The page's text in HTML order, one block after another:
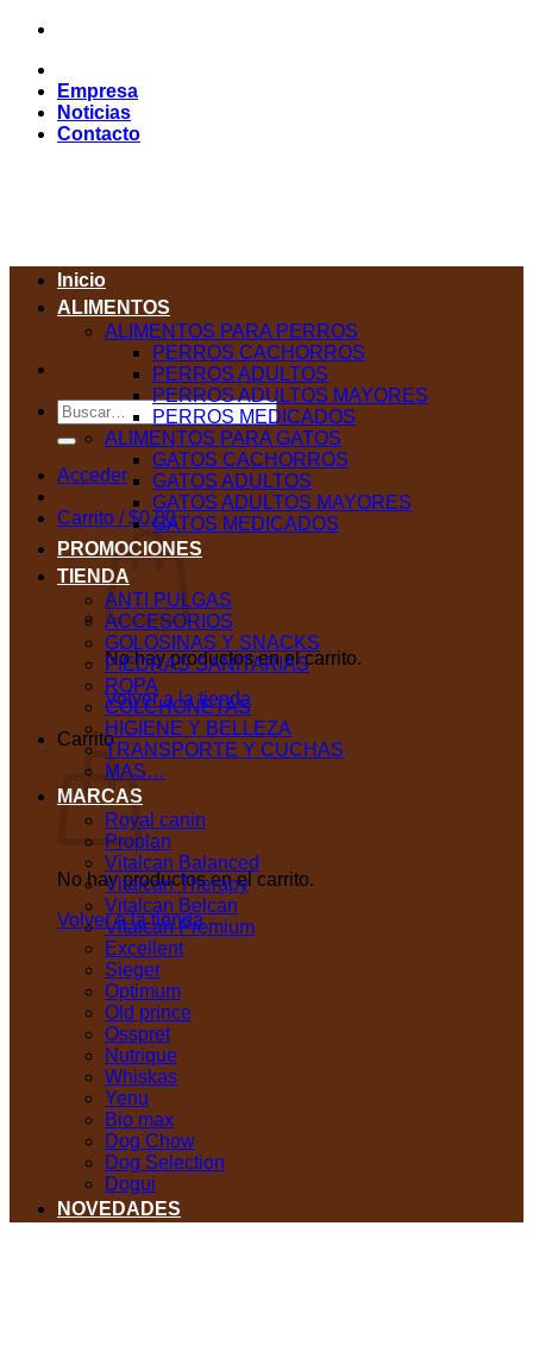
Saltar
contenido
Empresa
Noticias
Contacto
Buscar
por:
Acceder
Carrito /$0,00
No hay productos en el carrito.
Volver a la tienda
Carrito
No hay productos en el carrito.
Volver a la tienda
Inicio
ALIMENTOS
ALIMENTOS PARA PERROS
PERROS CACHORROS
PERROS ADULTOS
PERROS ADULTOS MAYORES
PERROS MEDICADOS
ALIMENTOS PARA GATOS
GATOS CACHORROS
GATOS ADULTOS
GATOS ADULTOS MAYORES
GATOS MEDICADOS
PROMOCIONES
TIENDA
ANTI PULGAS
ACCESORIOS
GOLOSINAS Y SNACKS
PIEDRAS SANITARIAS
ROPA
COLCHONETAS
HIGIENE Y BELLEZA
TRANSPORTE Y CUCHAS
MAS…
MARCAS
Royal canin
Proplan
Vitalcan Balanced
Vitalcan Therapy
Vitalcan Belcan
Vitalcan Premium
Excellent
Sieger
Optimum
Old prince
Osspret
Nutrique
Whiskas
Yenu
Bio max
Dog Chow
Dog Selection
Dogui
NOVEDADES